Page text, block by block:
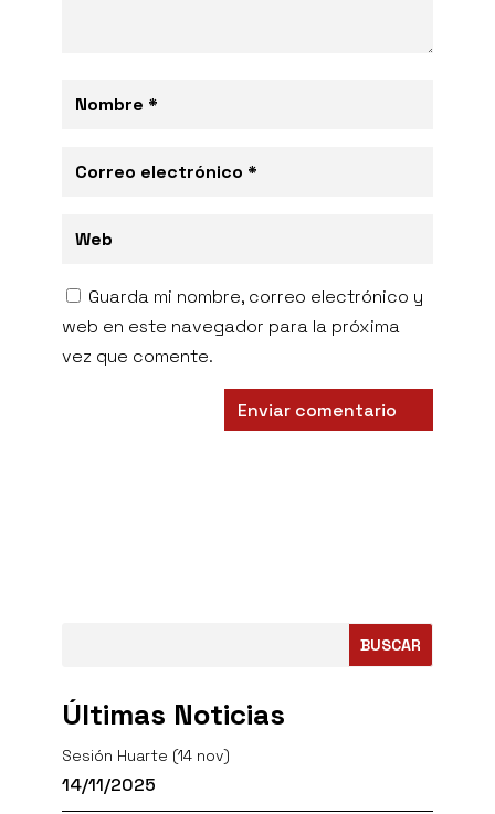
Guarda mi nombre, correo electrónico y
web en este navegador para la próxima
vez que comente.
BUSCAR
Últimas Noticias
Sesión Huarte (14 nov)
14/11/2025